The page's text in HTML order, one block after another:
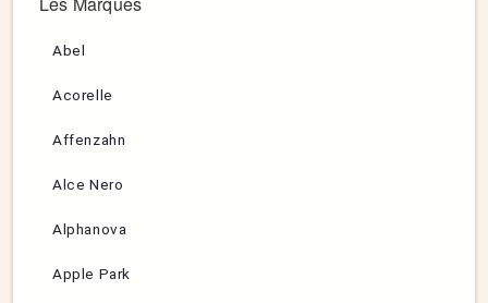
Abel
Acorelle
Affenzahn
Alce Nero
Alphanova
Apple Park